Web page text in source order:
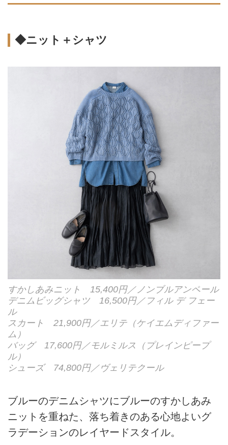
◆ニット＋シャツ
すかしあみニット 15,400円／ノンブルアンペール
デニムビッグシャツ 16,500円／フィル デ フェー
ル
スカート 21,900円／エリテ（ケイエムディファー
ム）
バッグ 17,600円／モルミルス（プレインピープ
ル）
シューズ 74,800円／ヴェリテクール
ブルーのデニムシャツにブルーのすかしあみ
ニットを重ねた、落ち着きのある心地よいグ
ラデーションのレイヤードスタイル。